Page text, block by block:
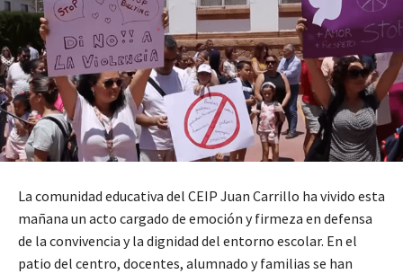
La comunidad educativa del CEIP Juan Carrillo ha vivido esta
mañana un acto cargado de emoción y firmeza en defensa
de la convivencia y la dignidad del entorno escolar. En el
patio del centro, docentes, alumnado y familias se han